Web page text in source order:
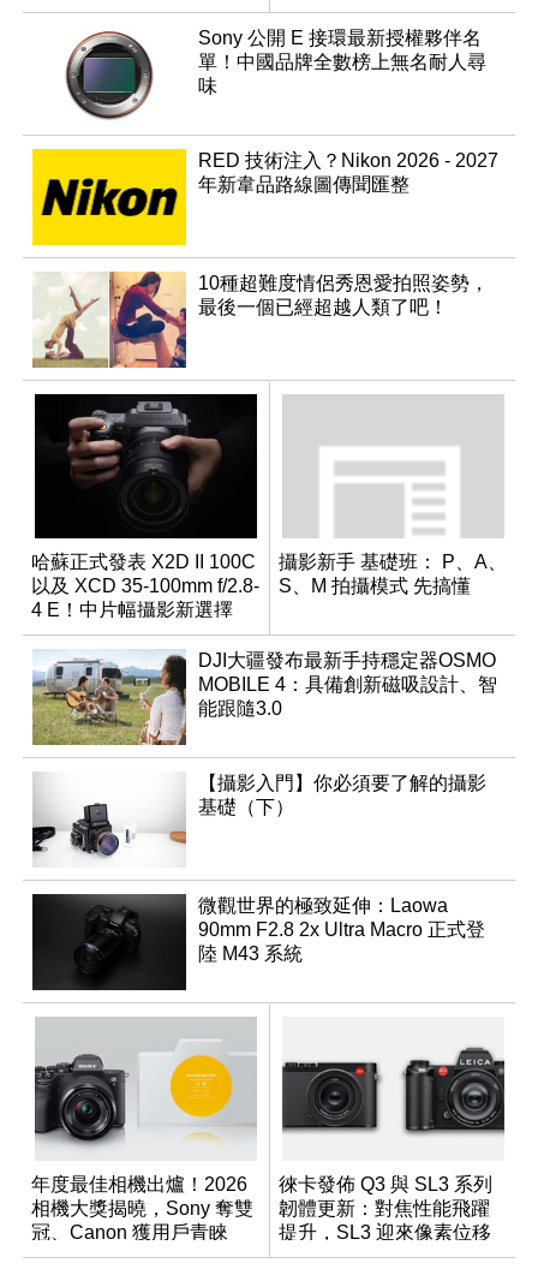
成像相機
Sony 公開 E 接環最新授權夥伴名
單！中國品牌全數榜上無名耐人尋
味
RED 技術注入？Nikon 2026 - 2027
年新韋品路線圖傳聞匯整
10種超難度情侶秀恩愛拍照姿勢，
最後一個已經超越人類了吧！
哈蘇正式發表 X2D II 100C
以及 XCD 35-100mm f/2.8-
4 E！中片幅攝影新選擇
攝影新手 基礎班： P、A、
S、M 拍攝模式 先搞懂
DJI大疆發布最新手持穩定器OSMO
MOBILE 4：具備創新磁吸設計、智
能跟隨3.0
【攝影入門】你必須要了解的攝影
基礎（下）
微觀世界的極致延伸：Laowa
90mm F2.8 2x Ultra Macro 正式登
陸 M43 系統
年度最佳相機出爐！2026
相機大獎揭曉，Sony 奪雙
冠、Canon 獲用戶青睞
徠卡發佈 Q3 與 SL3 系列
韌體更新：對焦性能飛躍
提升，SL3 迎來像素位移
拍攝功能